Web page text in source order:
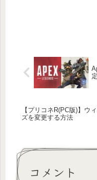
【プリコネR(PC版)】ウ
ズを変更する方法
コメント